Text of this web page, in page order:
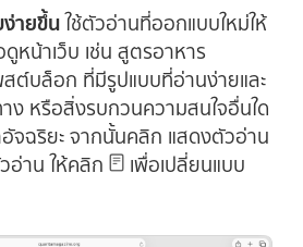
ง่ายขึ้น ใช้ตัวอ่านที่ออกแบบใหม่ให้
หน้าเว็บ เช่น สูตรอาหาร
ต์บล็อก ที่มีรูปแบบที่อ่านง่ายและ
าง หรือสิ่งรบกวนความสนใจอื่นใด
อัจฉริยะ จากนั้นคลิก แสดงตัวอ่าน
อ่าน ให้คลิก
เพื่อเปลี่ยนแบบ